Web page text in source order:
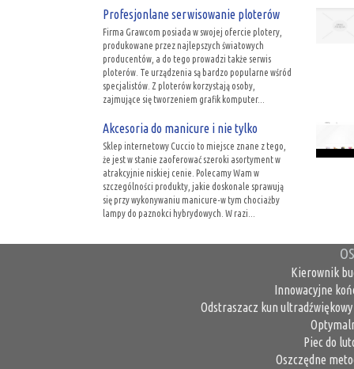
Profesjonlane serwisowanie ploterów
Firma Grawcom posiada w swojej ofercie plotery,
produkowane przez najlepszych światowych
producentów, a do tego prowadzi także serwis
ploterów. Te urządzenia są bardzo popularne wśród
specjalistów. Z ploterów korzystają osoby,
zajmujące się tworzeniem grafik komputer...
Akcesoria do manicure i nie tylko
Sklep internetowy Cuccio to miejsce znane z tego,
że jest w stanie zaoferować szeroki asortyment w
atrakcyjnie niskiej cenie. Polecamy Wam w
szczególności produkty, jakie doskonale sprawują
się przy wykonywaniu manicure-w tym chociażby
lampy do paznokci hybrydowych. W razi...
Kierownik
Innowacyjne
Odstraszacz kun
Piec do
Oszczędne